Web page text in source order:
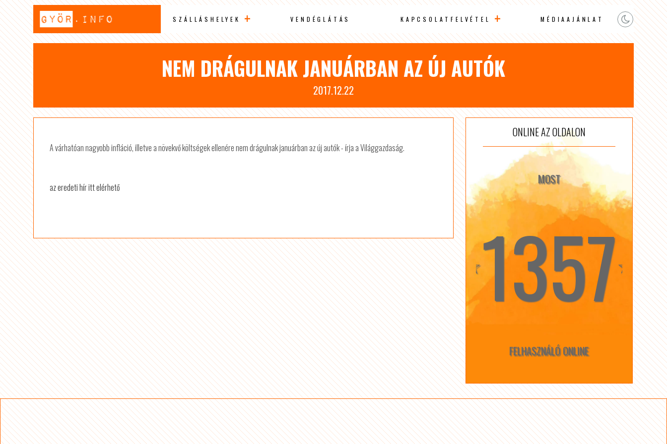
SZÁLLÁSHELYEK VENDÉGLÁTÁS KAPCSOLATFELVÉTEL MÉDIAAJÁNLAT
NEM DRÁGULNAK JANUÁRBAN AZ ÚJ AUTÓK
2017.12.22
A várhatóan nagyobb infláció, illetve a növekvő költségek ellenére nem drágulnak januárban az új autók - írja a Világgazdaság.
az eredeti hír itt elérhető
ONLINE AZ OLDALON
MOST
☆1357☆
FELHASZNÁLÓ ONLINE